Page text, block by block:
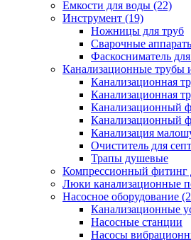
Емкости для воды (22)
Инструмент (19)
Ножницы для труб
Сварочные
Фаскосниматель
Канализационные трубы
Канализационная
Канализационная
Канализационный
Канализационный
Канализация
Очиститель для
Трапы душевые
Компрессионный
Люки канализационные
Насосное оборудование
Канализационные
Насосные станции
Насосы